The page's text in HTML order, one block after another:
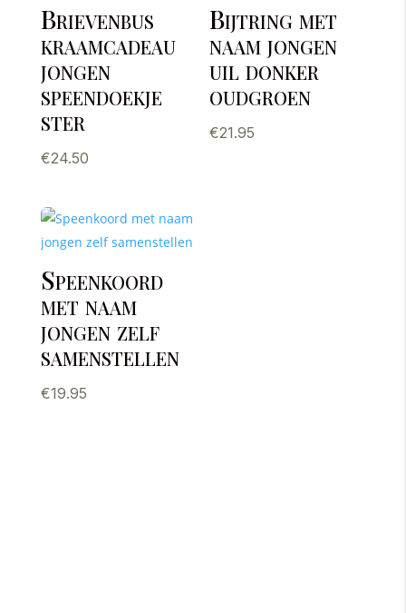
Brievenbus
kraamcadeau
jongen
speendoekje
ster
€24.50
Bijtring met
naam jongen
uil donker
oudgroen
€21.95
Speenkoord
met naam
jongen zelf
samenstellen
€19.95